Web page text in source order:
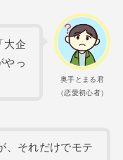
奥手とまる君
（恋愛初心者）
大企
やっ
、それだけでモテ